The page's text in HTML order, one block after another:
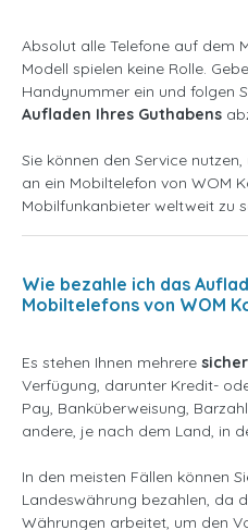
Absolut alle Telefone auf dem
Modell spielen keine Rolle.
Handynummer ein und folgen
Aufladen Ihres Guthabens
Sie können den Service
an ein Mobiltelefon von WOM
Mobilfunkanbieter weltweit zu
Wie bezahle ich das
Mobiltelefons von WOM
Es stehen Ihnen mehrere
Verfügung, darunter Kredit-
Pay, Banküberweisung,
andere, je nach dem Land, in
In den meisten Fällen können
Landeswährung bezahlen, da
Währungen arbeitet, um den